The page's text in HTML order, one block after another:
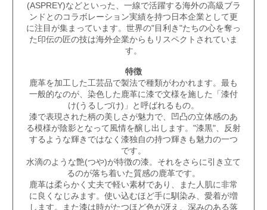
(ASPREY)などといった、一線で活躍する海外の高級ブラ
ンドとのコラボレーション実績を持つ日本企業として更
に注目が集まっています。世界の"目利き"たちの心を奪っ
た印伝の匠の技は海外企業からもリスペクトされていま
す。
特徴
鹿革を加工した工芸品で製法で種類がわかれます。最も
一般的なのが、染色した鹿革に漆で文様を施した「漆付
け(うるしづけ)」と呼ばれるもの。
漆で表現された柄の美しさが魅力で、凹凸の立体感のあ
る模様が陰影となって風情を醸し出します。"漆黒"、反射
するような輝きではなく漆独自の持つ輝きも魅力の一つ
です。
水滴のような艶(つや)が特徴の漆。それをさらに引き立て
るのが落ち着いた質感の鹿革です。
鹿革は柔らかく丈夫で軽い素材であり、また人肌に非常
に良くなじみます。使い込むほど手に馴染み、愛着が増
します。また漆は時がたつほど色が冴え、深みのある落